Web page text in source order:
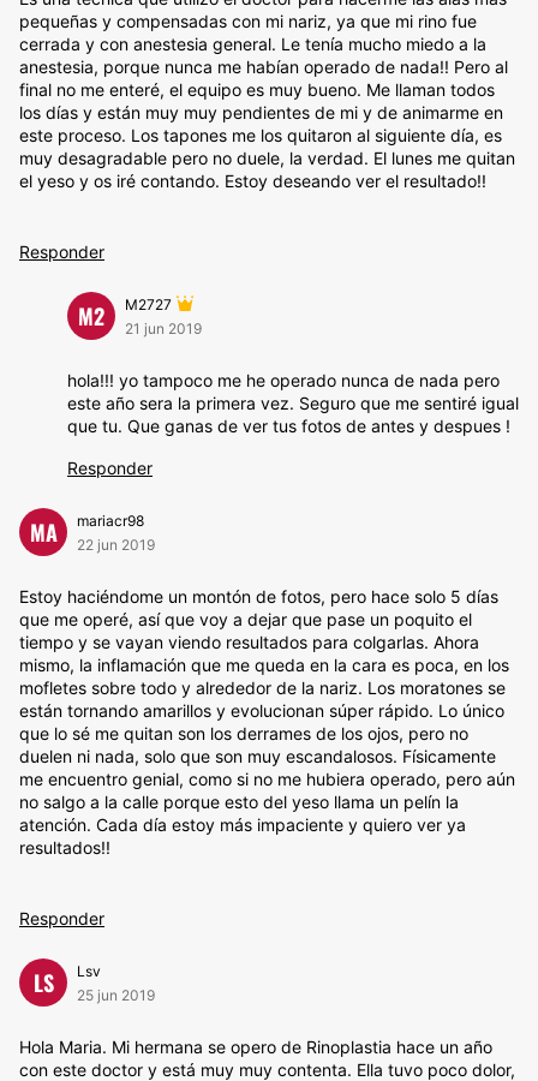
pequeñas y compensadas con mi nariz, ya que mi rino fue
cerrada y con anestesia general. Le tenía mucho miedo a la
anestesia, porque nunca me habían operado de nada!! Pero al
final no me enteré, el equipo es muy bueno. Me llaman todos
los días y están muy muy pendientes de mi y de animarme en
este proceso. Los tapones me los quitaron al siguiente día, es
muy desagradable pero no duele, la verdad. El lunes me quitan
el yeso y os iré contando. Estoy deseando ver el resultado!!
Responder
M2
M2727
21 jun 2019
hola!!! yo tampoco me he operado nunca de nada pero
este año sera la primera vez. Seguro que me sentiré igual
que tu. Que ganas de ver tus fotos de antes y despues !
Responder
MA
mariacr98
22 jun 2019
Estoy haciéndome un montón de fotos, pero hace solo 5 días
que me operé, así que voy a dejar que pase un poquito el
tiempo y se vayan viendo resultados para colgarlas. Ahora
mismo, la inflamación que me queda en la cara es poca, en los
mofletes sobre todo y alrededor de la nariz. Los moratones se
están tornando amarillos y evolucionan súper rápido. Lo único
que lo sé me quitan son los derrames de los ojos, pero no
duelen ni nada, solo que son muy escandalosos. Físicamente
me encuentro genial, como si no me hubiera operado, pero aún
no salgo a la calle porque esto del yeso llama un pelín la
atención. Cada día estoy más impaciente y quiero ver ya
resultados!!
Responder
LS
Lsv
25 jun 2019
Hola Maria. Mi hermana se opero de Rinoplastia hace un año
con este doctor y está muy muy contenta. Ella tuvo poco dolor,